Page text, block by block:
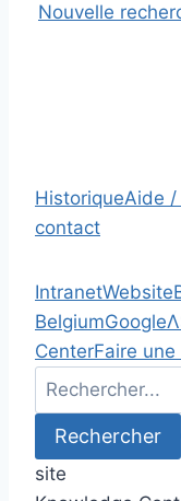
Nouvelle
HistoriqueAide /
contact
IntranetWebsite
BelgiumGoogleΛ
CenterFaire
site